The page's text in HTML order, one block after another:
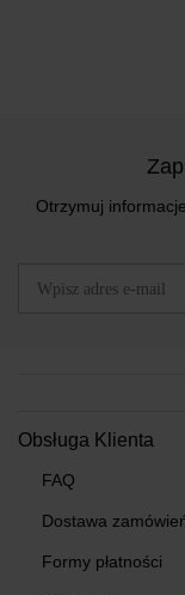
Otrzymuj
Obsługa Klienta
FAQ
Dostawa
Formy płatności